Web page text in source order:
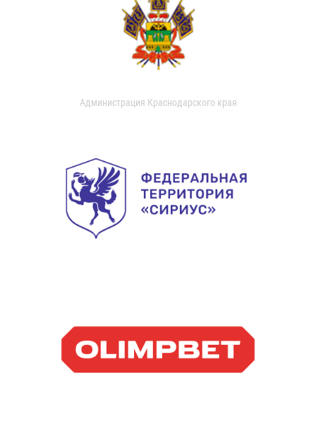
Администрация Краснодарского края